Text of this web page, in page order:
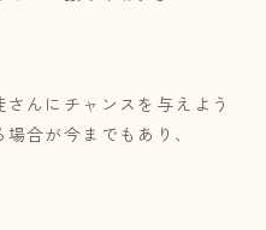
んにチャンスを与えよう
合が今までもあり、